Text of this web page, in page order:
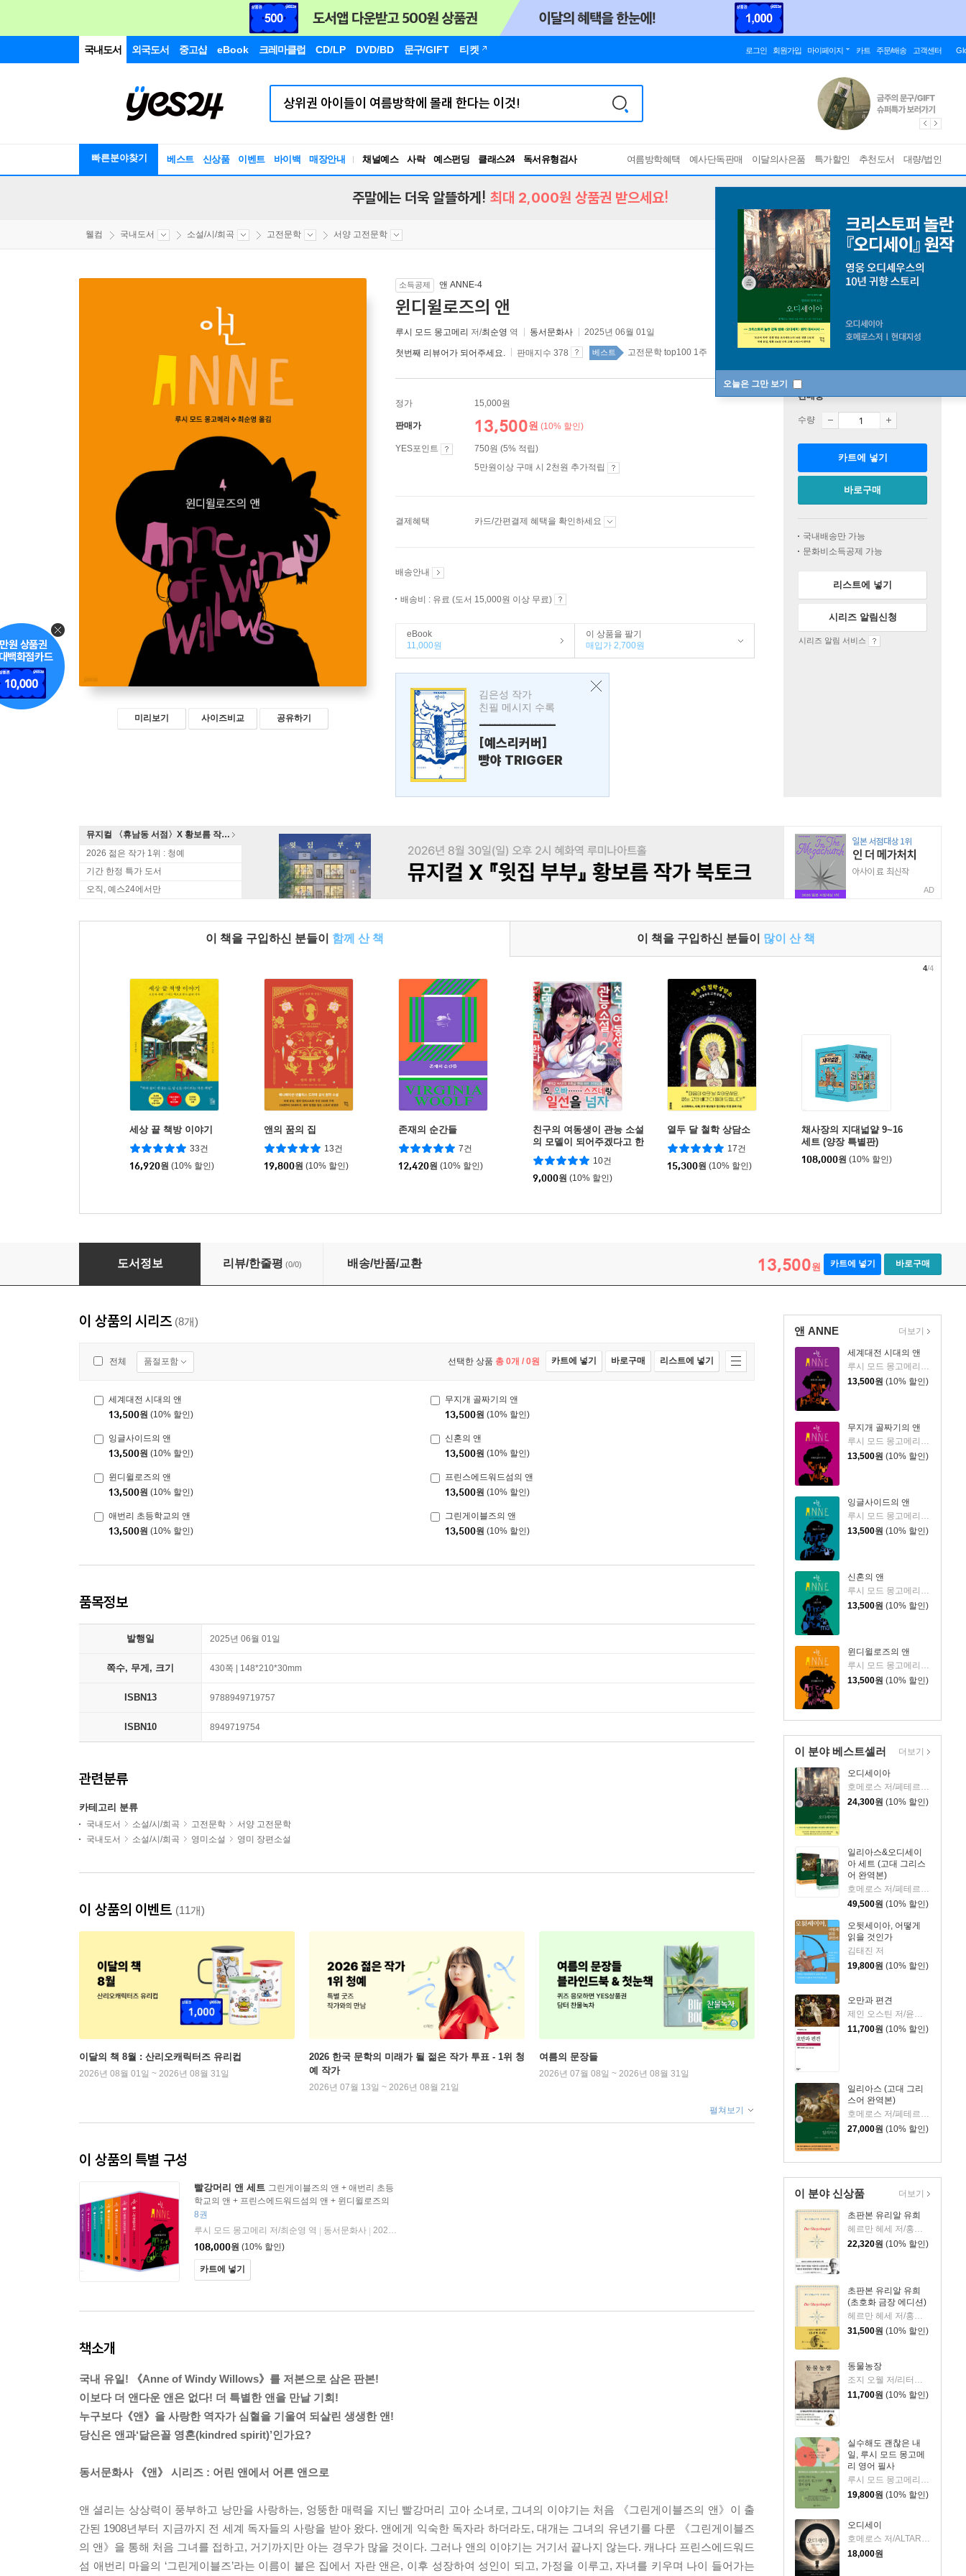
국내도서 외국도서 중고샵 eBook 크레마클럽 CD/LP DVD/BD 문구/GIFT 티켓 로그인 회원가입 마이페이지 카트 주문/배송 고객센터
빠른분야찾기 베스트 신상품 이벤트 바이백 매장안내 채널예스 사락 예스펀딩 클래스24
독서유형검사
RBTI Lab
여름방학혜택 예사단독판매 이달의사은품 특가할인 추천도서 대량/법인
오늘은 그만 보기
주말에는 더욱 알뜰하게! 최대 2,000원 상품권 받으세요!
웰컴 국내도서 소설/시/희곡 고전문학 서양 고전문학
미리보기 사이즈비교 공유하기
소득공제 앤 ANNE-4
윈디윌로즈의 앤
루시 모드 몽고메리 저/최순영 역 동서문화사 2025년 06월 01일
첫번째 리뷰어가 되어주세요. 판매지수 378 베스트 고전문학 top100 1주
정가 15,000원
판매가 13,500원 (10% 할인)
YES포인트
750원 (5% 적립)
5만원이상 구매 시 2천원 추가적립
결제혜택 카드/간편결제 혜택을 확인하세요
배송안내
배송비 : 유료 (도서 15,000원 이상 무료)
eBook
11,000원
이 상품을 팔기
매입가 2,700원
김은성 작가
친필 메시지 수록
---------------
[예스리커버]
빵야 TRIGGER
판매중
수량
카트에 넣기
바로구매
국내배송만 가능
문화비소득공제 가능
리스트에 넣기
시리즈 알림신청
시리즈 알림 서비스
뮤지컬 〈휴남동 서점〉X 황보름 작가 북토크
2026 젊은 작가 1위 : 청예
기간 한정 특가 도서
오직, 예스24에서만
AD
이 책을 구입하신 분들이 함께 산 책 이 책을 구입하신 분들이 많이 산 책
세상 끝 책방 이야기
33건
16,920원 (10% 할인)
앤의 꿈의 집
13건
19,800원 (10% 할인)
존재의 순간들
7건
12,420원 (10% 할인)
친구의 여동생이 관능 소설
의 모델이 되어주겠다고 한
다 2
10건
9,000원 (10% 할인)
열두 달 철학 상담소
17건
15,300원 (10% 할인)
채사장의 지대넓얕 9~16
세트 (양장 특별판)
108,000원 (10% 할인)
4/4
윈디윌로즈의 앤
도서정보 리뷰/한줄평 (0/0) 배송/반품/교환 13,500원 카트에 넣기 바로구매
앤 ANNE
세계대전 시대의 앤
루시 모드 몽고메리 저/최순영 역
13,500원 (10% 할인)
무지개 골짜기의 앤
루시 모드 몽고메리 저/최순영 역
13,500원 (10% 할인)
잉글사이드의 앤
루시 모드 몽고메리 저/최순영 역
13,500원 (10% 할인)
신혼의 앤
루시 모드 몽고메리 저/최순영 역
13,500원 (10% 할인)
윈디윌로즈의 앤
13,500원 (10% 할인)
더보기
이 분야 베스트셀러
오디세이아
호메로스 저/페테르 파울 루벤스 그림/박문재 역
24,300원 (10% 할인)
일리아스&오디세이
아 세트 (고대 그리스
어 완역본)
호메로스 저/페테르 파울 루벤스 그림/박문재 역
49,500원 (10% 할인)
오뒷세이아, 어떻게
읽을 것인가
김태진 저
19,800원 (10% 할인)
오만과 편견
제인 오스틴 저/윤지관,전승희 공역
11,700원 (10% 할인)
일리아스 (고대 그리
스어 완역본)
호메로스 저/페테르 파울 루벤스 그림/박문재 역
27,000원 (10% 할인)
더보기
이 분야 신상품
초판본 유리알 유희
22,320원 (10% 할인)
초판본 유리알 유희
(초호화 금장 에디션)
31,500원 (10% 할인)
동물농장
11,700원 (10% 할인)
실수해도 괜찮은 내
일, 루시 모드 몽고메
리 영어 필사
19,800원 (10% 할인)
오디세이
호메로스 저/ALTARI LAB 편
18,000원
더보기
이 상품의 시리즈 (8개)
전체 품절포함 선택한 상품 총 0개 / 0원 카트에 넣기 바로구매 리스트에 넣기
세계대전 시대의 앤
13,500원 (10% 할인)
무지개 골짜기의 앤
13,500원 (10% 할인)
잉글사이드의 앤
13,500원 (10% 할인)
신혼의 앤
13,500원 (10% 할인)
윈디윌로즈의 앤
13,500원 (10% 할인)
프린스에드워드섬의 앤
13,500원 (10% 할인)
애번리 초등학교의 앤
13,500원 (10% 할인)
그린게이블즈의 앤
13,500원 (10% 할인)
품목정보
발행일 2025년 06월 01일
쪽수, 무게, 크기 430쪽 | 148*210*30mm
ISBN13 9788949719757
ISBN10 8949719754
관련분류
카테고리 분류
국내도서 소설/시/희곡 고전문학
서양 고전문학
국내도서
소설/시/희곡 영미소설 영미 장편소설
이 상품의 이벤트 (11개)
이달의 책 8월 : 산리오캐릭터즈 유리컵
2026년 08월 01일 ~ 2026년 08월 31일
2026 한국 문학의 미래가 될 젊은 작가 투표 - 1위 청
예 작가
2026년 07월 13일 ~ 2026년 08월 21일
여름의 문장들
2026년 07월 08일 ~ 2026년 08월 31일
펼쳐보기
이 상품의 특별 구성
빨강머리 앤 세트 그린게이블즈의 앤 + 애번리 초등
학교의 앤 + 프린스에드워드섬의 앤 + 윈디윌로즈의
앤 + 신혼의 앤 + 잉글사이드의 앤 + 무지개 골짜기의
앤 + 세계대전 시대의 앤
8권
루시 모드 몽고메리 저/최순영 역
동서문화사
2025년 06월 01일
108,000원 (10% 할인)
카트에 넣기
책소개
국내 유일! 《Anne of Windy Willows》를 저본으로 삼은 판본!
이보다 더 앤다운 앤은 없다! 더 특별한 앤을 만날 기회!
누구보다《앤》을 사랑한 역자가 심혈을 기울여 되살린 생생한 앤!
당신은 앤과‘닮은꼴 영혼(kindred spirit)’인가요?
동서문화사 《앤》 시리즈 : 어린 앤에서 어른 앤으로
앤 셜리는 상상력이 풍부하고 낭만을 사랑하는, 엉뚱한 매력을 지닌 빨강머리 고아 소녀로, 그녀의 이야기는 처음 《그린게이블즈의 앤》이 출
간된 1908년부터 지금까지 전 세계 독자들의 사랑을 받아 왔다. 앤에게 익숙한 독자라 하더라도, 대개는 그녀의 유년기를 다룬 《그린게이블즈
의 앤》을 통해 처음 그녀를 접하고, 거기까지만 아는 경우가 많을 것이다. 그러나 앤의 이야기는 거기서 끝나지 않는다. 캐나다 프린스에드워드
섬 애번리 마을의 ‘그린게이블즈’라는 이름이 붙은 집에서 자란 앤은, 이후 성장하여 성인이 되고, 가정을 이루고, 자녀를 키우며 나이 들어가는